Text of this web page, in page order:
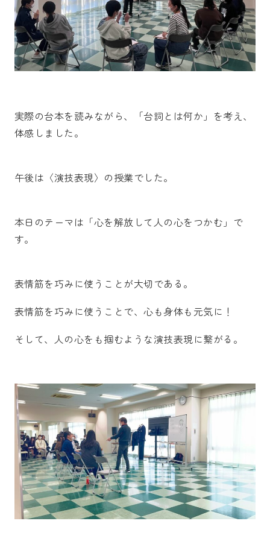
実際の台本を読みながら、「台詞とは何か」を考え、
体感しました。
午後は〈演技表現〉の授業でした。
本日のテーマは「心を解放して人の心をつかむ」で
す。
表情筋を巧みに使うことが大切である。
表情筋を巧みに使うことで、心も身体も元気に！
そして、人の心をも掴むような演技表現に繋がる。